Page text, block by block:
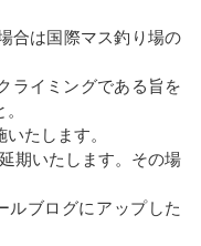
国際マス釣り場の
ミングである旨を
たします。
期いたします。その場
グにアップした